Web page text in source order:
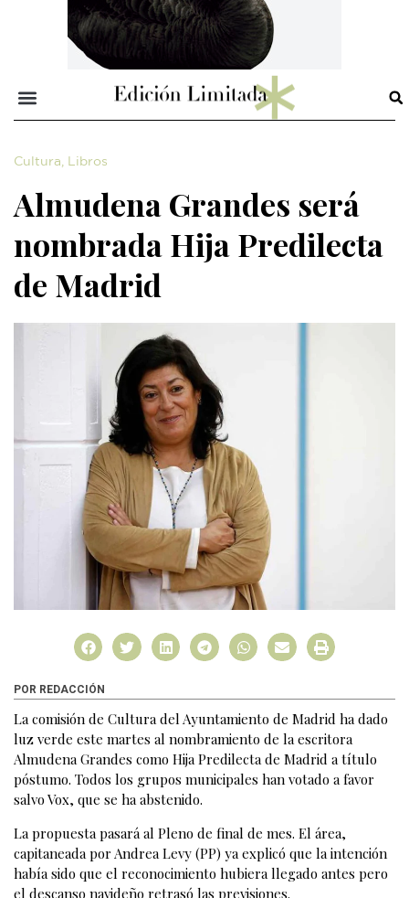
Cultura, Libros
Almudena Grandes será
nombrada Hija Predilecta
de Madrid
POR REDACCIÓN
La comisión de Cultura del Ayuntamiento de Madrid ha dado
luz verde este martes al nombramiento de la escritora
Almudena Grandes como Hija Predilecta de Madrid a título
póstumo. Todos los grupos municipales han votado a favor
salvo Vox, que se ha abstenido.
La propuesta pasará al Pleno de final de mes. El área,
capitaneada por Andrea Levy (PP) ya explicó que la intención
había sido que el reconocimiento hubiera llegado antes pero
el descanso navideño retrasó las previsiones.